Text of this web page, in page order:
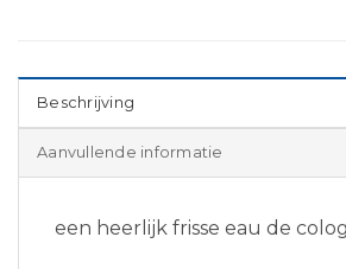
Beschrijving
Aanvullende informatie
een heerlijk frisse eau de